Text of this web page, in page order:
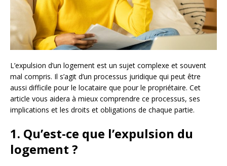
L’expulsion d’un logement est un sujet complexe et souvent
mal compris. Il s’agit d’un processus juridique qui peut être
aussi difficile pour le locataire que pour le propriétaire. Cet
article vous aidera à mieux comprendre ce processus, ses
implications et les droits et obligations de chaque partie.
1. Qu’est-ce que l’expulsion du
logement ?